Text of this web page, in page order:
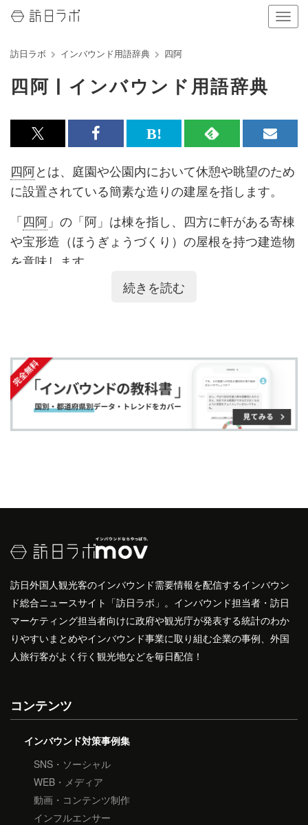
ナ
ビ
切
る
訪日ラボ インバウンド用語辞典 四阿
四阿 | インバウンド用語辞典
x<br>
で
記
を
シ
ェ
Facebook<br>
で
記
を
シ
は
て
な
ッ
ク
ー
追
加
RSS
で
記
を
購
メ
ル
マ
登
録
四阿とは、庭園や公園内において休憩や眺望のため
に設置されている簡素な造りの建屋を指します。
「四阿 」の「阿」は棟を指し、四方に軒がある寄棟
や宝形造（ほうぎょうづくり）の屋根を持つ建造物
を意味します。
では「ガゼボ（西洋風あずまや）」と呼ばれま
続きを読む
訪日外国人観光客のインバウンド需要情報を配信するインバウン
ド総合ニュースサイト「訪日ラボ」。インバウンド担当者・訪日
マーケティング担当者向けに政府や観光庁が発表する統計のわか
りやすいまとめやインバウンド事業に取り組む企業の事例、外国
人旅行客がよく行く観光地などを毎日配信！
コンテンツ
インバウンド対策事例集
SNS・ソーシャル
WEB・メディア
動画・コンテンツ制作
インフルエンサー